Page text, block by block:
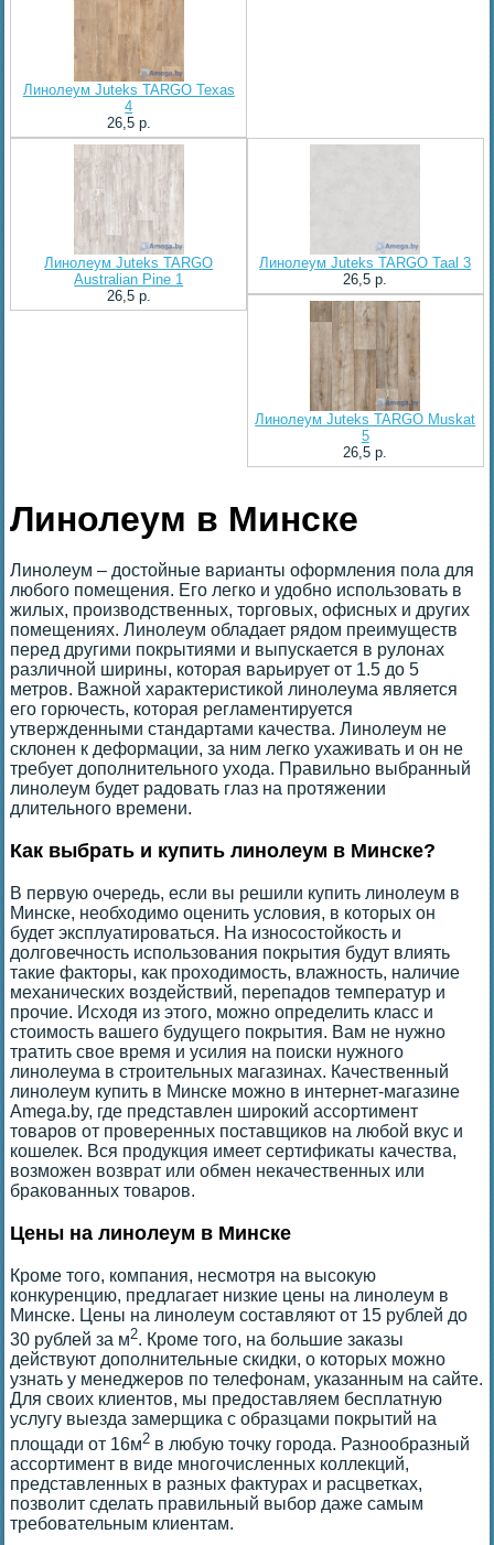
Линолеум Juteks TARGO Texas
4
26,5 p.
Линолеум Juteks TARGO
Australian Pine 1
26,5 p.
Линолеум Juteks TARGO Taal 3
26,5 p.
Линолеум Juteks TARGO Muskat
5
26,5 p.
Линолеум в Минске
Линолеум – достойные варианты оформления пола для
любого помещения. Его легко и удобно использовать в
жилых, производственных, торговых, офисных и других
помещениях. Линолеум обладает рядом преимуществ
перед другими покрытиями и выпускается в рулонах
различной ширины, которая варьирует от 1.5 до 5
метров. Важной характеристикой линолеума является
его горючесть, которая регламентируется
утвержденными стандартами качества. Линолеум не
склонен к деформации, за ним легко ухаживать и он не
требует дополнительного ухода. Правильно выбранный
линолеум будет радовать глаз на протяжении
длительного времени.
Как выбрать и купить линолеум в Минске?
В первую очередь, если вы решили купить линолеум в
Минске, необходимо оценить условия, в которых он
будет эксплуатироваться. На износостойкость и
долговечность использования покрытия будут влиять
такие факторы, как проходимость, влажность, наличие
механических воздействий, перепадов температур и
прочие. Исходя из этого, можно определить класс и
стоимость вашего будущего покрытия. Вам не нужно
тратить свое время и усилия на поиски нужного
линолеума в строительных магазинах. Качественный
линолеум купить в Минске можно в интернет-магазине
Amega.by, где представлен широкий ассортимент
товаров от проверенных поставщиков на любой вкус и
кошелек. Вся продукция имеет сертификаты качества,
возможен возврат или обмен некачественных или
бракованных товаров.
Цены на линолеум в Минске
Кроме того, компания, несмотря на высокую
конкуренцию, предлагает низкие цены на линолеум в
Минске. Цены на линолеум составляют от 15 рублей до
30 рублей за м2. Кроме того, на большие заказы
действуют дополнительные скидки, о которых можно
узнать у менеджеров по телефонам, указанным на сайте.
Для своих клиентов, мы предоставляем бесплатную
услугу выезда замерщика с образцами покрытий на
площади от 16м2 в любую точку города. Разнообразный
ассортимент в виде многочисленных коллекций,
представленных в разных фактурах и расцветках,
позволит сделать правильный выбор даже самым
требовательным клиентам.